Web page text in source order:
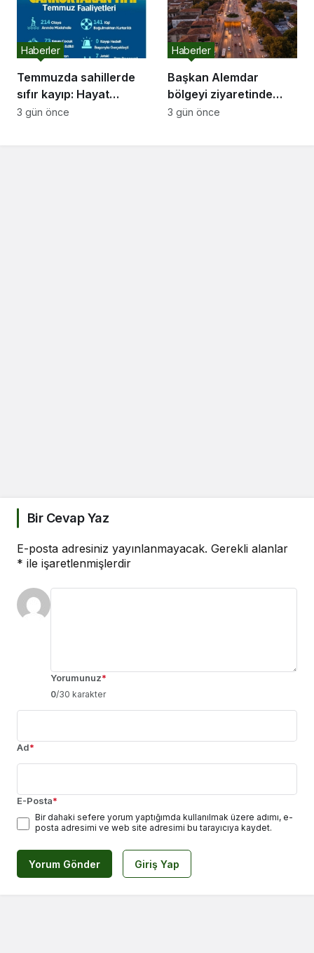
Temmuzda sahillerde
sıfır kayıp: Hayat
Nöbetçileri 141 can
Haberler
3 gün önce
Başkan Alemdar
bölgeyi ziyaretinde
müjdeyi paylaştı: “TEK
Haberler
3 gün önce
Bir Cevap Yaz
E-posta adresiniz yayınlanmayacak. Gerekli alanlar
* ile işaretlenmişlerdir
Yorumunuz*
0/30 karakter
Ad*
E-Posta*
Bir dahaki sefere yorum yaptığımda kullanılmak üzere adımı, e-
posta adresimi ve web site adresimi bu tarayıcıya kaydet.
Yorum Gönder Giriş Yap